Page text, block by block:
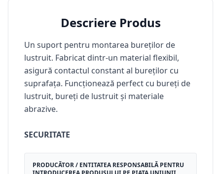
Descriere Produs
Un suport pentru montarea bureților de
lustruit. Fabricat dintr-un material flexibil,
asigură contactul constant al bureților cu
suprafața. Funcționează perfect cu bureți de
lustruit, bureți de lustruit și materiale
abrazive.
SECURITATE
PRODUCĂTOR / ENTITATEA RESPONSABILĂ PENTRU